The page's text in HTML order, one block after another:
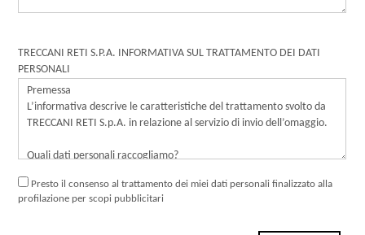
TRECCANI RETI S.P.A. INFORMATIVA SUL TRATTAMENTO DEI DATI
PERSONALI
Presto il consenso al trattamento dei miei dati personali finalizzato alla
profilazione per scopi pubblicitari